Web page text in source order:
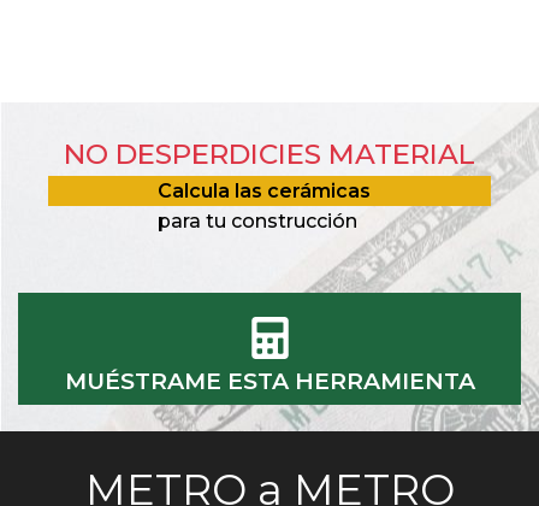
NO DESPERDICIES MATERIAL
Calcula las cerámicas
para tu construcción
MUÉSTRAME ESTA HERRAMIENTA
METRO a METRO